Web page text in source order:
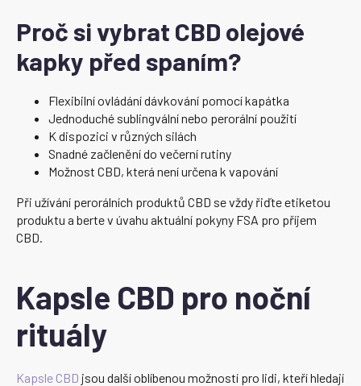
Proč si vybrat CBD olejové
kapky před spaním?
Flexibilní ovládání dávkování pomocí kapátka
Jednoduché sublingvální nebo perorální použití
K dispozici v různých silách
Snadné začlenění do večerní rutiny
Možnost CBD, která není určena k vapování
Při užívání perorálních produktů CBD se vždy řiďte etiketou
produktu a berte v úvahu aktuální pokyny FSA pro příjem
CBD.
Kapsle CBD pro noční
rituály
Kapsle CBD jsou další oblíbenou možností pro lidi, kteří hledají